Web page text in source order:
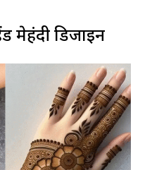
मेहंदी डिजाइन